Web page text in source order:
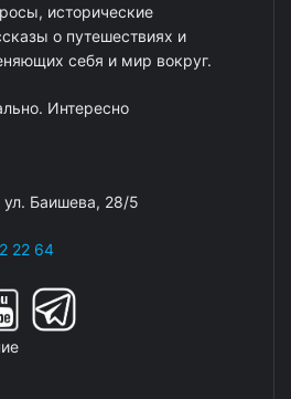
исторические
о путешествиях и
себя и мир вокруг.
Интересно
Баишева, 28/5
22 64